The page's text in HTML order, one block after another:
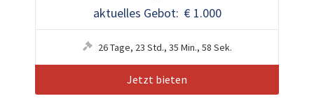
aktuelles Gebot: € 1.000
26Tage, 23 Std., 35 Min., 55 Sek.
Jetzt bieten